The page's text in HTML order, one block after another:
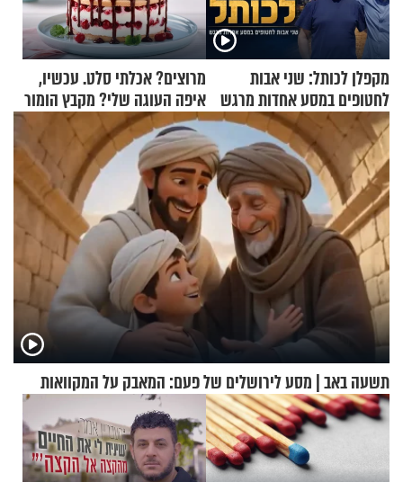
מקפלן לכותל: שני אבות
לחטופים במסע אחדות מרגש
מרוצים? אכלתי סלט. עכשיו,
איפה העוגה שלי? מקבץ הומור
כייפי מספר 1
תשעה באב | מסע לירושלים של פעם: המאבק על המקוואות